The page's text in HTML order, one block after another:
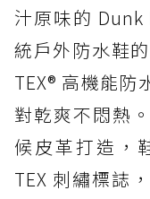
汁原味的
統戶外防水鞋
TEX® 高機能防
對乾爽不悶熱
候皮革打造，
TEX 刺繡標誌